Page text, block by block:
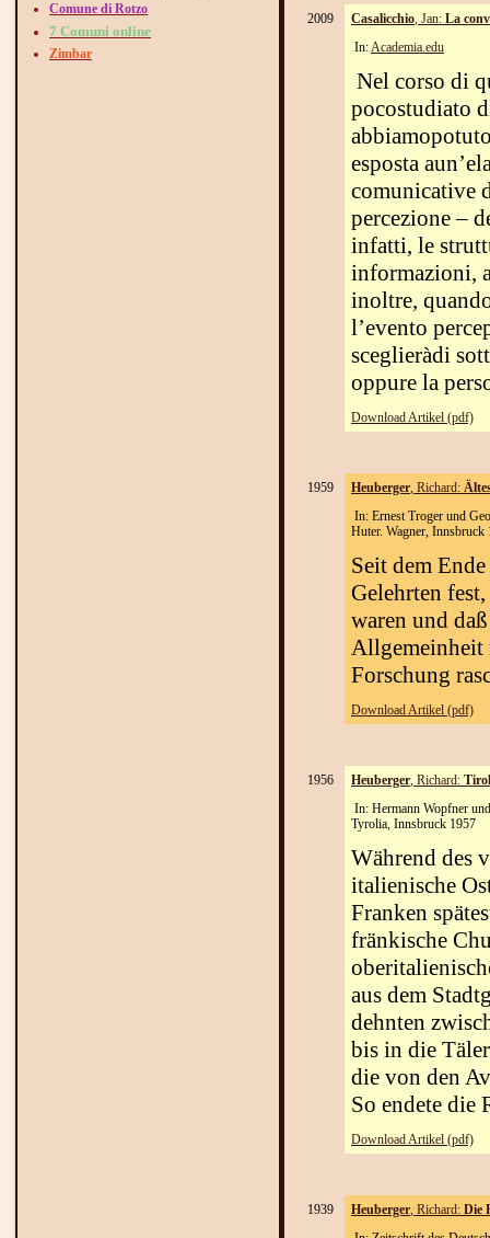
Comune di Rotzo
7 Comuni online
Zimbar
2009 Casalicchio, Jan: La
In:Academia.edu
Nel corso di
pocostudiato
esposta
comunicative
percezione –
infatti, le
informazioni,
inoltre,
l’evento
sceglieràdi
oppure la
Download Artikel (pdf)
1959 Heuberger, Richard:
In: Ernest Troger und
Huter. Wagner, Innsbruck
Seit dem
Gelehrten
waren und
Allgemeinheit
Forschung
Download Artikel (pdf)
1956 Heuberger, Richard:
In: Hermann Wopfner
Tyrolia, Innsbruck 1957
Während des
italienische
Franken
fränkische
aus dem
dehnten
bis in die
die von den
So endete die
Download Artikel (pdf)
1939 Heuberger, Richard: Die